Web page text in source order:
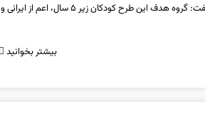
رئیس اداره بیماری‌های قابل پیشگیری با واکسن وزارت بهداشت گفت: گروه هدف این طرح کودکان زیر ۵ سال، اعم از ایرانی و
بیشتر بخوانید